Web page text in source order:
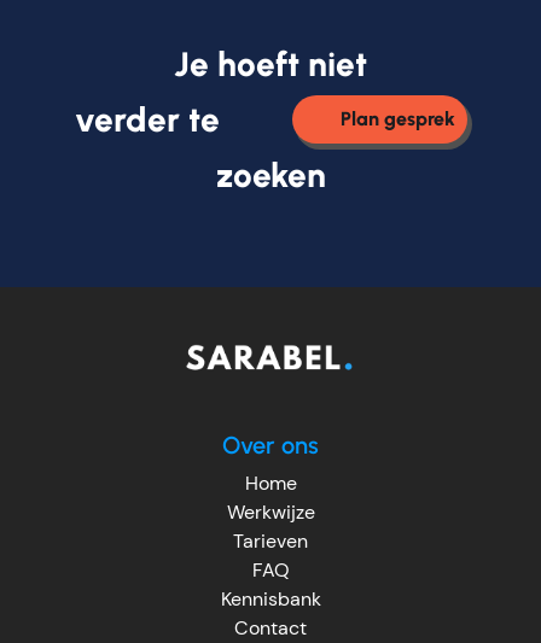
Je hoeft niet
verder te
Plan gesprek
zoeken
Over ons
Home
Werkwijze
Tarieven
FAQ
Kennisbank
Contact